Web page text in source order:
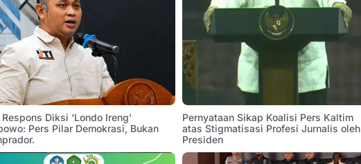
Diksi ‘Londo Ireng’
Pers Pilar Demokrasi, Bukan
Pernyataan Sikap Koalisi Pers Kaltim
atas Stigmatisasi Profesi Jurnalis oleh
Presiden